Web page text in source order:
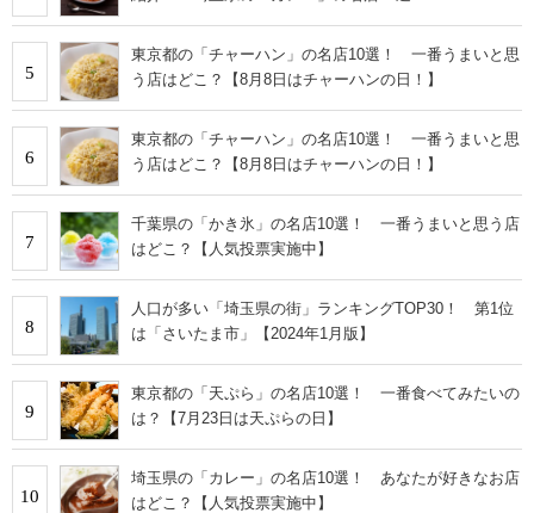
5
東京都の「チャーハン」の名店10選！ 一番うまいと思
う店はどこ？【8月8日はチャーハンの日！】
6
東京都の「チャーハン」の名店10選！ 一番うまいと思
う店はどこ？【8月8日はチャーハンの日！】
7
千葉県の「かき氷」の名店10選！ 一番うまいと思う店
はどこ？【人気投票実施中】
8
人口が多い「埼玉県の街」ランキングTOP30！ 第1位
は「さいたま市」【2024年1月版】
9
東京都の「天ぷら」の名店10選！ 一番食べてみたいの
は？【7月23日は天ぷらの日】
10
埼玉県の「カレー」の名店10選！ あなたが好きなお店
はどこ？【人気投票実施中】